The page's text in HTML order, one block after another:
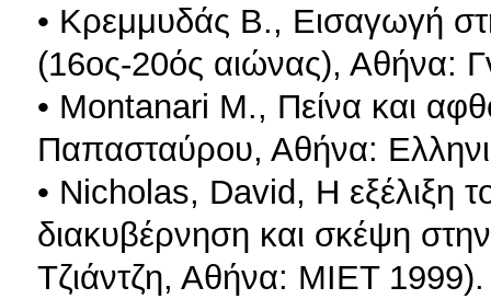
• Κρεμμυδάς Β., Εισαγωγή
(16ος-20ός αιώνας), Αθήνα:
• Montanari M., Πείνα και
Παπασταύρου, Αθήνα:
• Nicholas, David, Η εξέλιξη
διακυβέρνηση και σκέψη
Τζιάντζη, Αθήνα: ΜΙΕΤ 1999).